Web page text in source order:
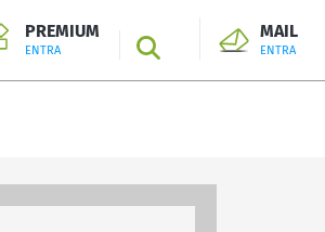
PREMIUM
ENTRA SEARCH
MAIL
ENTRA